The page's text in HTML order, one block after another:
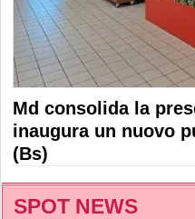
Md consolida la
inaugura un nuovo
(Bs)
SPOT NEWS